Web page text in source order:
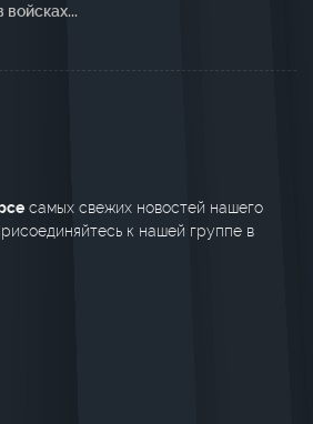
войсках...
самых свежих новостей нашего
к нашей группе в